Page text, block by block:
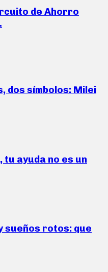
de Ahorro
dos símbolos: Milei
tu ayuda no es un
sueños rotos: que